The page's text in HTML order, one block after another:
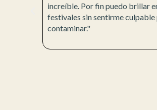
increíble. Por fin puedo brillar
festivales sin sentirme culpable
contaminar."